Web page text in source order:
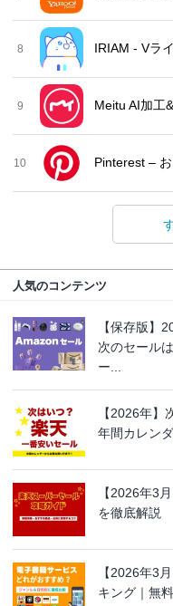
8 IRIAM - Vラ
9 Meitu AI加工
10 Pinterest –
人気のコンテンツ
【保存版】
次のセール
ー...
【2026年】
年間カレン
【2026年3
を徹底解説
【2026年3
キング｜無